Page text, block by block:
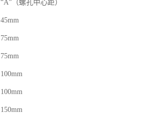
“A”（螺孔中心距）
45mm
75mm
75mm
100mm
100mm
150mm